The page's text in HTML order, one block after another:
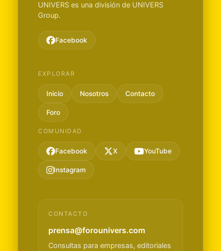
UNIVERS es una división de UNIVERS
Group.
Facebook
EXPLORAR
Inicio Nosotros Contacto
Foro
COMUNIDAD
Facebook X YouTube
Instagram
CONTACTO
prensa@forounivers.com
Consultas para empresas, editoriales